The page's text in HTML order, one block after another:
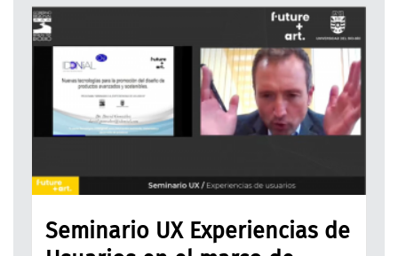
Seminario UX Experiencias de